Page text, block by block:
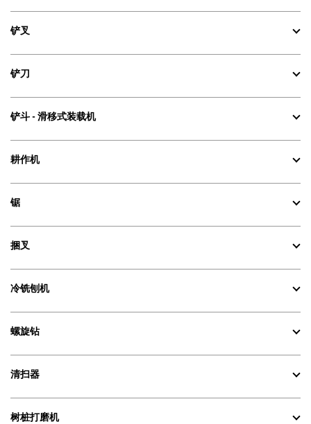
铲叉
铲刀
铲斗 - 滑移式装载机
耕作机
锯
捆叉
冷铣刨机
螺旋钻
清扫器
树桩打磨机